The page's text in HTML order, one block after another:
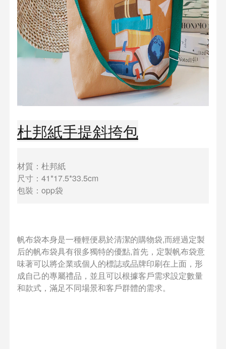
杜邦紙手提斜挎包
材質：杜邦紙
尺寸：41*17.5*33.5cm
包裝：opp袋
帆布袋本身是一種輕便易於清潔的購物袋,而經過定製
后的帆布袋具有很多獨特的優點,首先，定製帆布袋意
味著可以將企業或個人的標誌或品牌印刷在上面，形
成自己的專屬禮品，並且可以根據客戶需求設定數量
和款式，滿足不同場景和客戶群體的需求。